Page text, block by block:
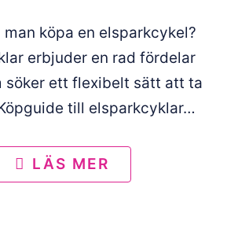
köpa en elsparkcykel?
erbjuder en rad fördelar
söker ett flexibelt sätt att ta
till elsparkcyklar…
LÄS MER